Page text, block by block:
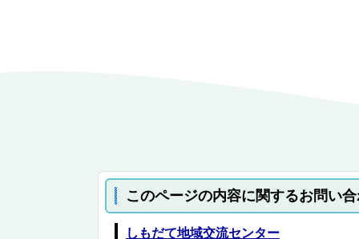
このページの内容に関するお問い
しもだて地域交流センター